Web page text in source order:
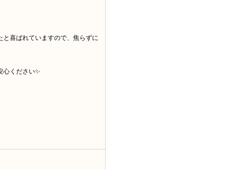
喜ばれていますので、焦らずに
心ください✨